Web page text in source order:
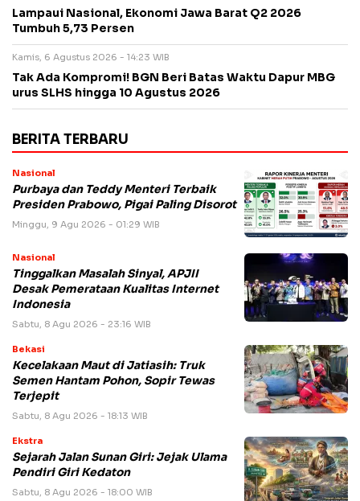
Lampaui Nasional, Ekonomi Jawa Barat Q2 2026
Tumbuh 5,73 Persen
Kamis, 6 Agustus 2026 - 14:23 WIB
Tak Ada Kompromi! BGN Beri Batas Waktu Dapur MBG
urus SLHS hingga 10 Agustus 2026
BERITA TERBARU
Nasional
Purbaya dan Teddy Menteri Terbaik
Presiden Prabowo, Pigai Paling Disorot
Minggu, 9 Agu 2026 - 01:29 WIB
Nasional
Tinggalkan Masalah Sinyal, APJII
Desak Pemerataan Kualitas Internet
Indonesia
Sabtu, 8 Agu 2026 - 23:16 WIB
Bekasi
Kecelakaan Maut di Jatiasih: Truk
Semen Hantam Pohon, Sopir Tewas
Terjepit
Sabtu, 8 Agu 2026 - 18:13 WIB
Ekstra
Sejarah Jalan Sunan Giri: Jejak Ulama
Pendiri Giri Kedaton
Sabtu, 8 Agu 2026 - 18:00 WIB